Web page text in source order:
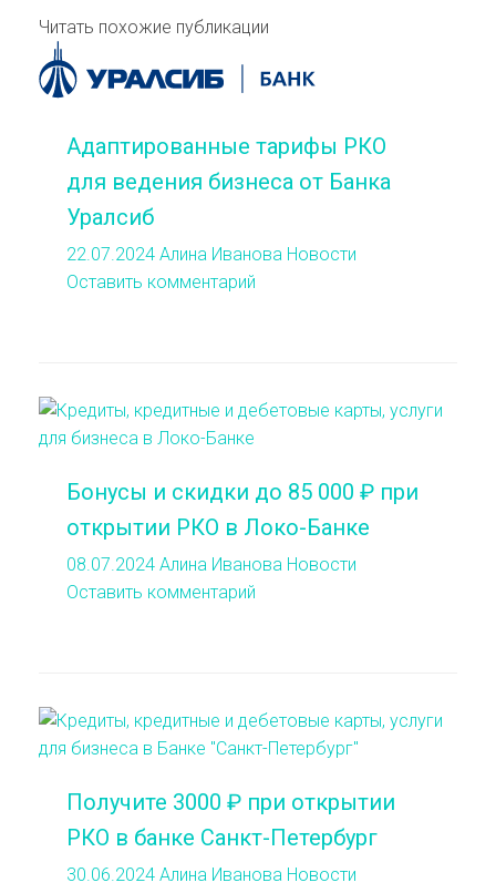
Читать похожие публикации
Адаптированные тарифы РКО
для ведения бизнеса от Банка
Уралсиб
22.07.2024 Алина Иванова Новости
Оставить комментарий
Бонусы и скидки до 85 000 ₽ при
открытии РКО в Локо-Банке
08.07.2024 Алина Иванова Новости
Оставить комментарий
Получите 3000 ₽ при открытии
РКО в банке Санкт-Петербург
30.06.2024 Алина Иванова Новости